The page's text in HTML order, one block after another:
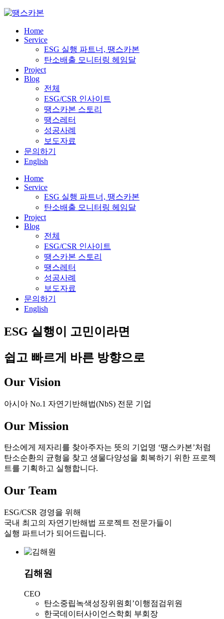
Skip
contentHome
Service
ESG 실행 파트너, 땡스카본
탄소배출 모니터링 헤임달
Project
Blog
전체
ESG/CSR 인사이트
땡스카본 스토리
땡스레터
성공사례
보도자료
문의하기
English
Home
Service
ESG 실행 파트너, 땡스카본
탄소배출 모니터링 헤임달
Project
Blog
전체
ESG/CSR 인사이트
땡스카본 스토리
땡스레터
성공사례
보도자료
문의하기
English
ESG 실행이 고민이라면
쉽고 빠르게 바른 방향으로
Our Vision
아시아 No.1 자연기반해법(NbS) 전문 기업
Our Mission
탄소에게 제자리를 찾아주자는 뜻의 기업명 ‘땡스카본’처럼
탄소순환의 균형을 찾고 생물다양성을 회복하기 위한 프로젝
트를 기획하고 실행합니다.
Our Team
ESG/CSR 경영을 위해
국내 최고의 자연기반해법 프로젝트 전문가들이
실행 파트너가 되어드립니다.
김해원
CEO
탄소중립녹색성장위원회’이행점검위원
한국데이터사이언스학회 부회장